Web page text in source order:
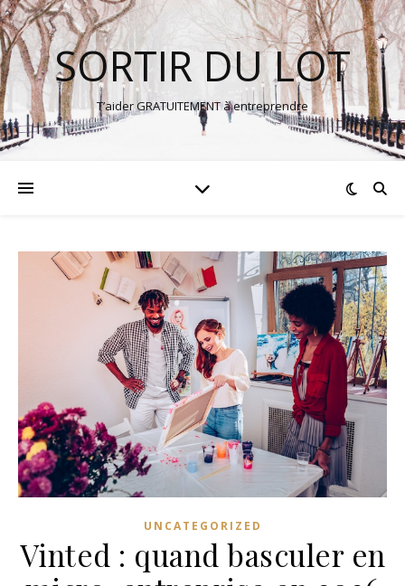
SORTIR DU LOT
T’aider GRATUITEMENT à entreprendre
UNCATEGORIZED
Vinted : quand basculer en